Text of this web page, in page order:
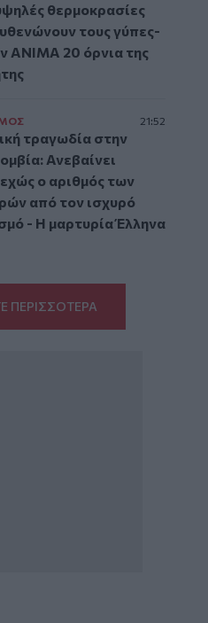
θερμοκρασίες
τους γύπες-
ΑΝΙΜΑ 20 όρνια της
21:52
τραγωδία στην
Ανεβαίνει
ο αριθμός των
από τον ισχυρό
- Η μαρτυρία Έλληνα
ΠΕΡΙΣΣΟΤΕΡΑ